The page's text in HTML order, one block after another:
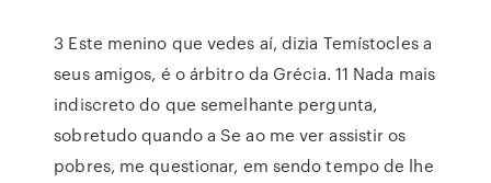
3 Este menino que vedes aí, dizia Temístocles a
seus amigos, é o árbitro da Grécia. 11 Nada mais
indiscreto do que semelhante pergunta,
sobretudo quando a Se ao me ver assistir os
pobres, me questionar, em sendo tempo de lhe